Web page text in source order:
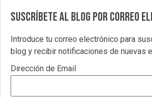
Suscríbete al blog por correo
Introduce tu correo electrónico para
blog y recibir notificaciones de nuevas
Dirección de Email